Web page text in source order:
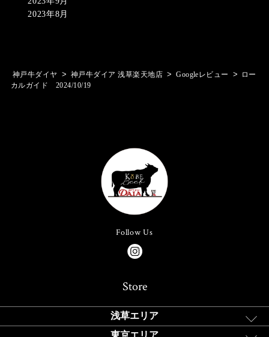
2023年8月
神戸牛ダイヤ > 神戸牛ダイア 浅草楽天地店 > Googleレビュー >
ロー
カルガイド 2024/10/19
Follow Us
Store
浅草エリア